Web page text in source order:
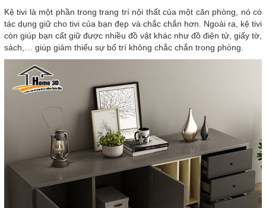
Kệ tivi là một phần trong trang trí nội thất của một căn phòng, nó có
tác dụng giữ cho tivi của bạn đẹp và chắc chắn hơn. Ngoài ra, kệ tivi
còn giúp bạn cất giữ được nhiều đồ vật khác như đồ điện tử, giấy tờ,
sách,… giúp giảm thiểu sự bố trí không chắc chắn trong phòng.